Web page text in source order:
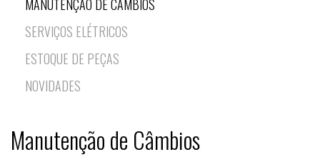
MANUTENÇÃO DE CÂMBIOS
SERVIÇOS ELÉTRICOS
ESTOQUE DE PEÇAS
NOVIDADES
Manutenção de Câmbios